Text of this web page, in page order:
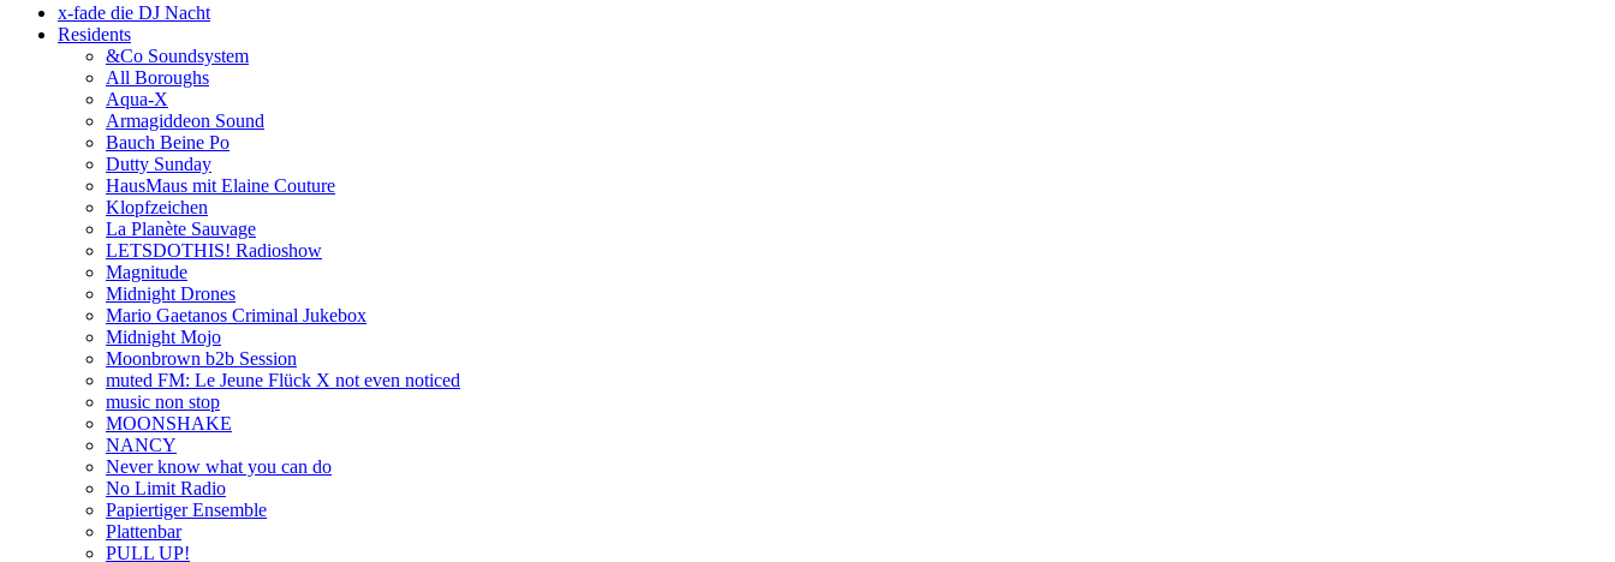
x-fade die DJ Nacht
Residents
&Co Soundsystem
All Boroughs
Aqua-X
Armagiddeon Sound
Bauch Beine Po
Dutty Sunday
HausMaus mit Elaine Couture
Klopfzeichen
La Planète Sauvage
LETSDOTHIS! Radioshow
Magnitude
Midnight Drones
Mario Gaetanos Criminal Jukebox
Midnight Mojo
Moonbrown b2b Session
muted FM: Le Jeune Flück X not even noticed
music non stop
MOONSHAKE
NANCY
Never know what you can do
No Limit Radio
Papiertiger Ensemble
Plattenbar
PULL UP!